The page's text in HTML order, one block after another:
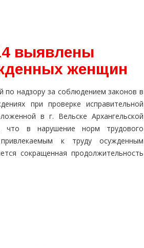
выявлены
женщин
по надзору за соблюдением законов в
при проверке исправительной
в г. Вельске Архангельской
что в нарушение норм трудового
к труду осужденным
сокращенная продолжительность